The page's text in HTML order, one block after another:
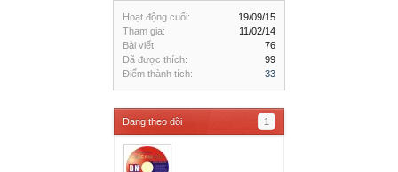
Hoạt động cuối:
19/09/15
Tham gia:
11/02/14
Bài viết:
76
Đã được thích:
99
Điểm thành tích:
33
Đang theo dõi 1